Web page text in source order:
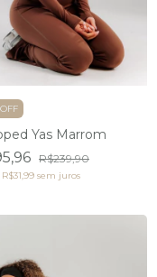
Yas Marrom
R$239,90
R$31,99 sem juros